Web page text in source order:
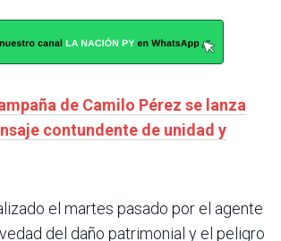
de Camilo Pérez se lanza
contundente de unidad y
el martes pasado por el agente
del daño patrimonial y el peligro